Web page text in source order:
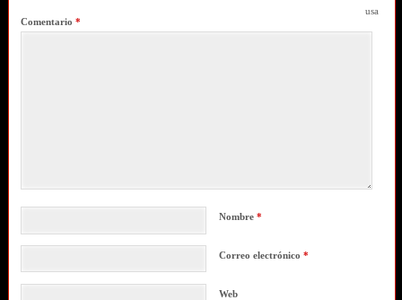
Comentario *
Nombre *
Correo electrónico *
Web
usa